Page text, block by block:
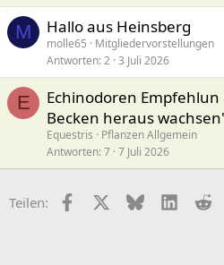
M Hallo aus Heinsberg
molle65
Mitgliedervorstellungen
Antworten 2 3 Juli 2026
E
Echinodoren
Becken heraus
Equestris
Pflanzen Allgemein
Antworten 7 7 Juli 2026
Teilen: FacebookX (Twitter)
Bluesky